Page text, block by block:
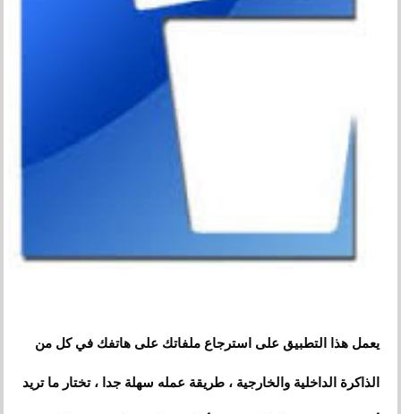
يعمل هذا التطبيق على استرجاع ملفاتك على هاتفك في كل من
الذاكرة الداخلية والخارجية ، طريقة عمله سهلة جدا ، تختار ما تريد